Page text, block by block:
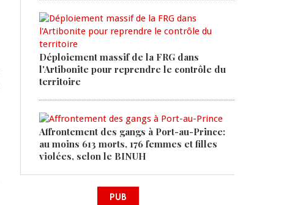
Déploiement massif de la FRG dans
l'Artibonite pour reprendre le contrôle du
territoire
Affrontement des gangs à Port-au-Prince:
au moins 613 morts, 176 femmes et filles
violées, selon le BINUH
PUB